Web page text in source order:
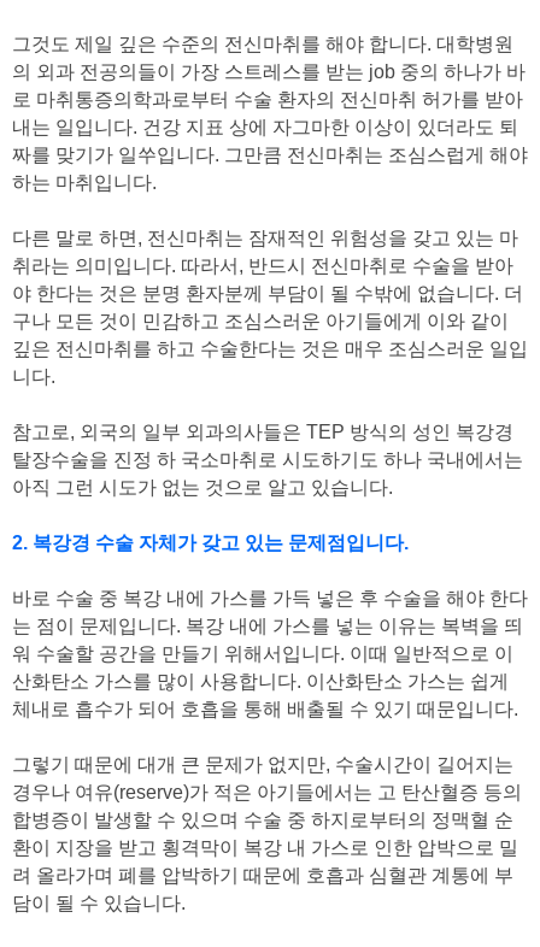
그것도 제일 깊은 수준의 전신마취를 해야 합니다. 대학병원
의 외과 전공의들이 가장 스트레스를 받는 job 중의 하나가 바
로 마취통증의학과로부터 수술 환자의 전신마취 허가를 받아
내는 일입니다. 건강 지표 상에 자그마한 이상이 있더라도 퇴
짜를 맞기가 일쑤입니다. 그만큼 전신마취는 조심스럽게 해야
하는 마취입니다.
다른 말로 하면, 전신마취는 잠재적인 위험성을 갖고 있는 마
취라는 의미입니다. 따라서, 반드시 전신마취로 수술을 받아
야 한다는 것은 분명 환자분께 부담이 될 수밖에 없습니다. 더
구나 모든 것이 민감하고 조심스러운 아기들에게 이와 같이
깊은 전신마취를 하고 수술한다는 것은 매우 조심스러운 일입
니다.
참고로, 외국의 일부 외과의사들은 TEP 방식의 성인 복강경
탈장수술을 진정 하 국소마취로 시도하기도 하나 국내에서는
아직 그런 시도가 없는 것으로 알고 있습니다.
2. 복강경 수술 자체가 갖고 있는 문제점입니다.
바로 수술 중 복강 내에 가스를 가득 넣은 후 수술을 해야 한다
는 점이 문제입니다. 복강 내에 가스를 넣는 이유는 복벽을 띄
워 수술할 공간을 만들기 위해서입니다. 이때 일반적으로 이
산화탄소 가스를 많이 사용합니다. 이산화탄소 가스는 쉽게
체내로 흡수가 되어 호흡을 통해 배출될 수 있기 때문입니다.
그렇기 때문에 대개 큰 문제가 없지만, 수술시간이 길어지는
경우나 여유(reserve)가 적은 아기들에서는 고 탄산혈증 등의
합병증이 발생할 수 있으며 수술 중 하지로부터의 정맥혈 순
환이 지장을 받고 횡격막이 복강 내 가스로 인한 압박으로 밀
려 올라가며 폐를 압박하기 때문에 호흡과 심혈관 계통에 부
담이 될 수 있습니다.